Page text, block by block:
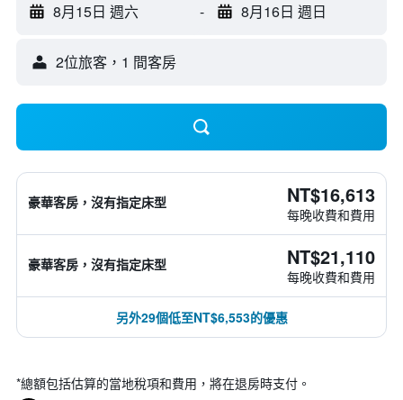
8月15日 週六 - 8月16日 週日
2位旅客，1 間客房
豪華客房，沒有指定床型 NT$16,613
每晚收費和費用
豪華客房，沒有指定床型 NT$21,110
每晚收費和費用
另外29個低至NT$6,553的優惠
*總額包括估算的當地稅項和費用，將在退房時支付。